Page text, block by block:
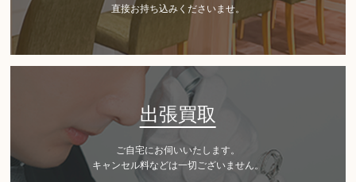
直接お持ち込みくださいませ。
出張買取
ご自宅にお伺いいたします。
キャンセル料などは一切ございません。